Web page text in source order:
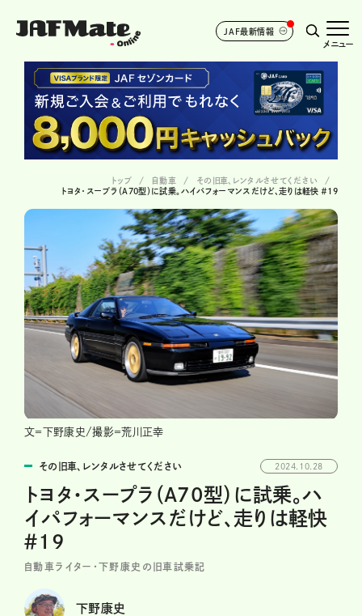
JAF最新情報
メニュー
トップ 自動車
その旧車、レンタルさせてください
トヨタ・スープラ（A70型）に試乗。ハイパフォーマンスだけど、走りは軽快 ＃19
文＝下野康史/撮影＝荒川正幸
その旧車、レンタルさせてください 2024.10.28
トヨタ・スープラ（A70型）に試乗。ハ
イパフォーマンスだけど、走りは軽快
＃19
自動車ライター・下野康史の旧車試乗記
下野康史